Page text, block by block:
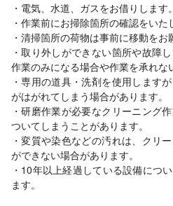
・電気、水道、ガスをお借りします。
・作業前にお掃除箇所の確認をいた
・清掃箇所の荷物は事前に移動をお
・取り外しができない箇所や故障
作業のみになる場合や作業を承れな
・専用の道具・洗剤を使用します
がはがれてしまう場合があります。
・研磨作業が必要なクリーニング
ついてしまうことがあります。
・変質や染色などの汚れは、クリ
ができない場合があります。
・10年以上経過している設備につ
ます。